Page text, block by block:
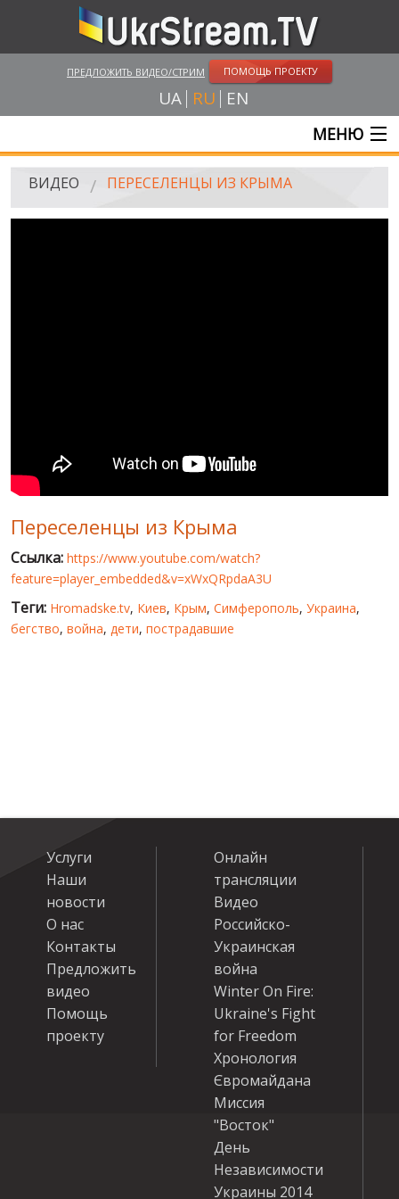
ПРЕДЛОЖИТЬ ВИДЕО/СТРИМ ПОМОЩЬ ПРОЕКТУ
UA RU EN
МЕНЮ
ГЛАВНАЯ
ПУБЛИЧНЫЕ ЛЮДИ
РОССИЙСКО-УКРАИНСКАЯ ВОЙНА
WINTER ON FIRE: UKRAINE'S FIGHT FOR FREEDOM
ХРОНОЛОГИЯ ЄВРОМАЙДАНА
УСЛУГИ
ВИДЕО ПЕРЕСЕЛЕНЦЫ ИЗ КРЫМА
Переселенцы из Крыма
Ссылка: https://www.youtube.com/watch?
feature=player_embedded&v=xWxQRpdaA3U
Теги: Hromadske.tv, Киев, Крым, Симферополь, Украина,
бегство, война, дети, пострадавшие
Услуги
Наши
новости
О нас
Контакты
Предложить
видео
Помощь
проекту
Онлайн
трансляции
Видео
Российско-
Украинская
война
Winter On Fire:
Ukraine's Fight
for Freedom
Хронология
Євромайдана
Миссия
"Восток"
День
Независимости
Украины 2014